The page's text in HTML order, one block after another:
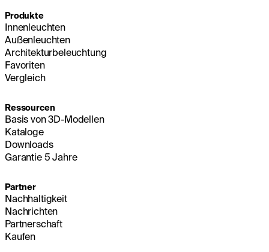
Produkte
Innenleuchten
Außenleuchten
Architekturbeleuchtung
Favoriten
Vergleich
Ressourcen
Basis von 3D-Modellen
Kataloge
Downloads
Garantie 5 Jahre
Partner
Nachhaltigkeit
Nachrichten
Partnerschaft
Kaufen